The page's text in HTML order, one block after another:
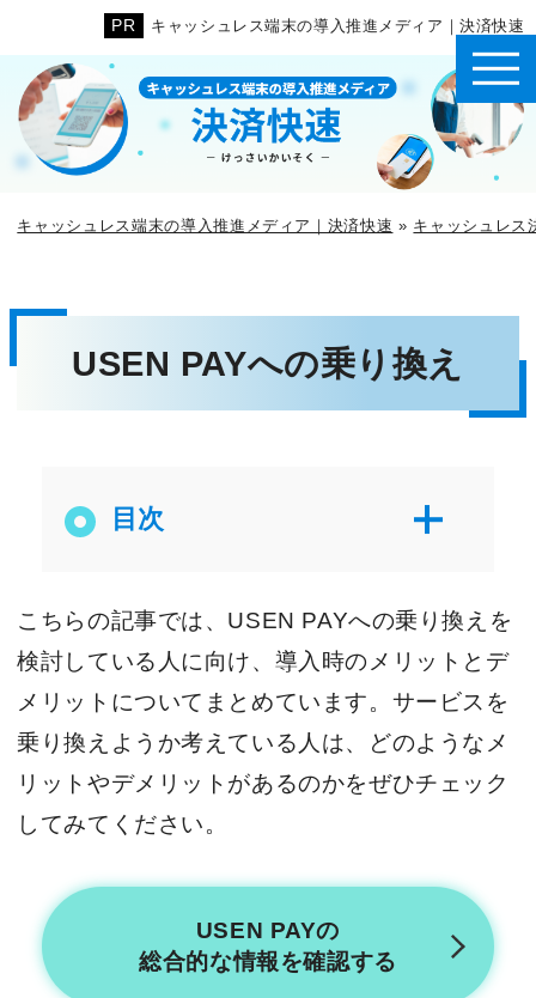
キャッシュレス端末の導入推進メディア｜決済快速
キャッシュレス端末の導入推進メディア｜決済快速 » キャッシュレス
USEN PAYへの乗り換え
目次
こちらの記事では、USEN PAYへの乗り換えを
検討している人に向け、導入時のメリットとデ
メリットについてまとめています。サービスを
乗り換えようか考えている人は、どのようなメ
リットやデメリットがあるのかをぜひチェック
してみてください。
USEN PAYの
総合的な情報を確認する